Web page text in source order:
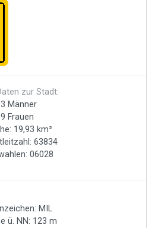
zur Stadt:
Männer
Frauen
19,93 km²
63834
06028
MIL
ü. NN: 123 m